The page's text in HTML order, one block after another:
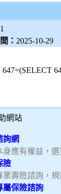
1
： 2025-10-29
647=(SELECT
網站
詢網
身應有權益，
險
業壽險諮詢，
屬保險諮詢